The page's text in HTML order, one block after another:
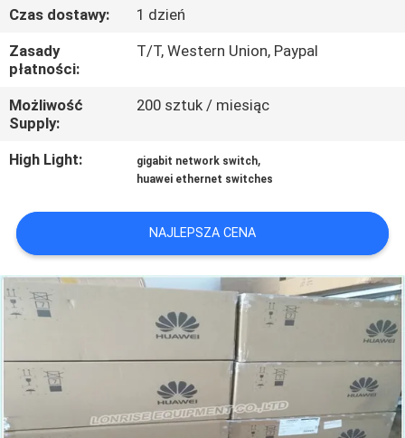
SKONTAKTUJ
SIĘ
Z
NAMI
NOWOŚCI
SPRAWY
SITEMAP
PRYWATNOŚCI
Czas dostawy:
1 dzień
Zasady
płatności:
T/T, Western Union, Paypal
Możliwość
Supply:
200 sztuk / miesiąc
High Light: gigabit network switch,
huawei ethernet switches
NAJLEPSZA CENA